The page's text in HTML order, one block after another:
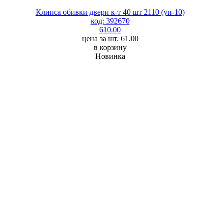
Клипса обивки двери к-т 40 шт 2110 (уп-10)
код: 392670
610.00
цена за шт. 61.00
в корзину
Новинка